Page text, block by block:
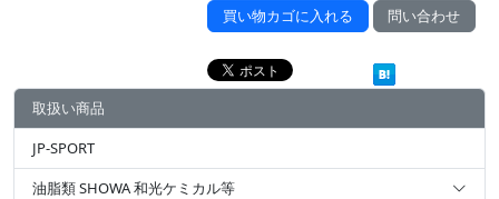
取扱い商品
JP-SPORT
油脂類 SHOWA 和光ケミカル等
買い物カゴに入れる 問い合わせ